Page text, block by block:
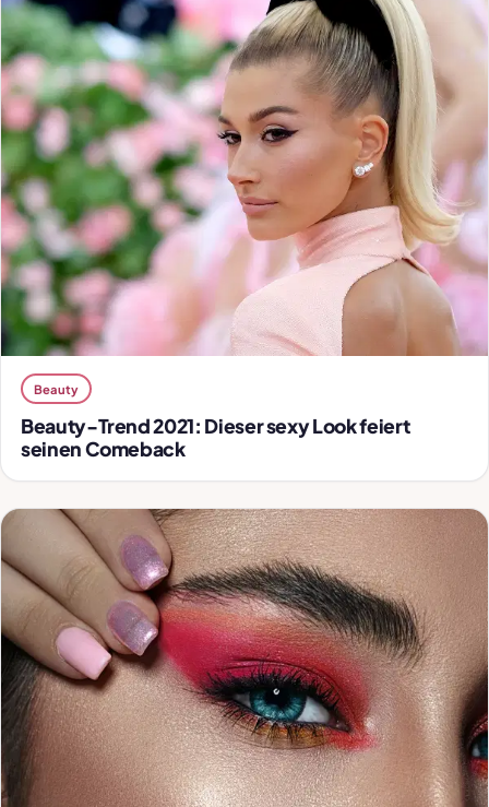
Beauty
Beauty-Trend 2021: Dieser sexy Look feiert
seinen Comeback